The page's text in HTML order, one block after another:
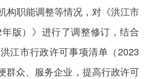
构职能调整等情况，对《洪江市
版）》进行了调整修订，结合
江市行政许可事项清单（2023
群众、服务企业，提高行政许可